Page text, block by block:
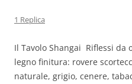
1 Replica
Il Tavolo Shangai Riflessi da
legno finitura: rovere
naturale, grigio, cenere,